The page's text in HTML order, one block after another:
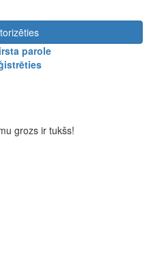
parole
grozs ir tukšs!